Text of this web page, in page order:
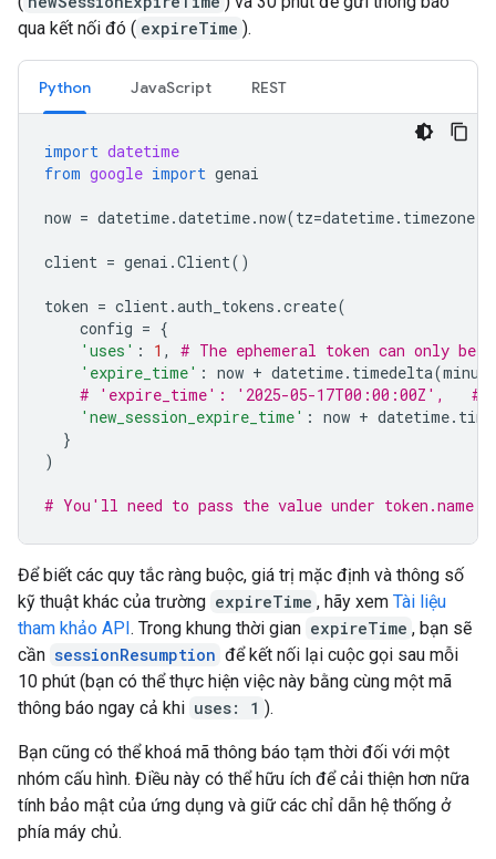
qua kết nối đó ( expireTime ).
Python JavaScript REST
import datetime
from google import genai
now = datetime.datetime.now(tz=datetime. timezone
client = genai .Client()
token = client.auth_tokens .create(
config = {
'uses' : 1 ,
# The ephemeral token can only
'expire_time' : now + datetime. timedelta(
# 'expire_time': '2025-05-17T00:00:00Z',   #
'new_session_expire_time' : now + datetime.
}
)
# You'll need to pass the value under
Để biết các quy tắc ràng buộc, giá trị mặc định và thông số
kỹ thuật khác của trường expireTime , hãy xem Tài liệu
tham khảo API . Trong khung thời gian expireTime , bạn sẽ
cần sessionResumption để kết nối lại cuộc gọi sau mỗi
10 phút (bạn có thể thực hiện việc này bằng cùng một mã
thông báo ngay cả khi uses: 1 ).
Bạn cũng có thể khoá mã thông báo tạm thời đối với một
nhóm cấu hình. Điều này có thể hữu ích để cải thiện hơn nữa
tính bảo mật của ứng dụng và giữ các chỉ dẫn hệ thống ở
phía máy chủ.